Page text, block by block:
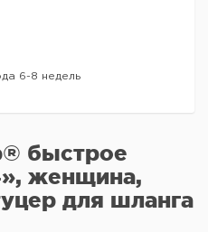
6-8 недель
быстрое
женщина,
для шланга